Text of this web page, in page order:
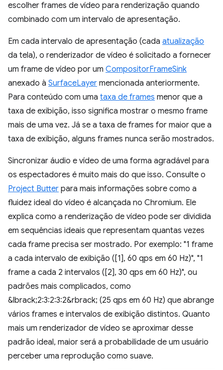
escolher frames de vídeo para renderização quando
combinado com um intervalo de apresentação.
Em cada intervalo de apresentação (cada atualização
da tela), o renderizador de vídeo é solicitado a fornecer
um frame de vídeo por um CompositorFrameSink
anexado à SurfaceLayer mencionada anteriormente.
Para conteúdo com uma taxa de frames menor que a
taxa de exibição, isso significa mostrar o mesmo frame
mais de uma vez. Já se a taxa de frames for maior que a
taxa de exibição, alguns frames nunca serão mostrados.
Sincronizar áudio e vídeo de uma forma agradável para
os espectadores é muito mais do que isso. Consulte o
Project Butter para mais informações sobre como a
fluidez ideal do vídeo é alcançada no Chromium. Ele
explica como a renderização de vídeo pode ser dividida
em sequências ideais que representam quantas vezes
cada frame precisa ser mostrado. Por exemplo: "1 frame
a cada intervalo de exibição ([1], 60 qps em 60 Hz)", "1
frame a cada 2 intervalos ([2], 30 qps em 60 Hz)", ou
padrões mais complicados, como
&lbrack;2:3:2:3:2&rbrack; (25 qps em 60 Hz) que abrange
vários frames e intervalos de exibição distintos. Quanto
mais um renderizador de vídeo se aproximar desse
padrão ideal, maior será a probabilidade de um usuário
perceber uma reprodução como suave.